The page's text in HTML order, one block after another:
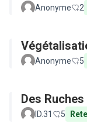
Anonyme 2
Anonyme 5
Des
ID.31 5